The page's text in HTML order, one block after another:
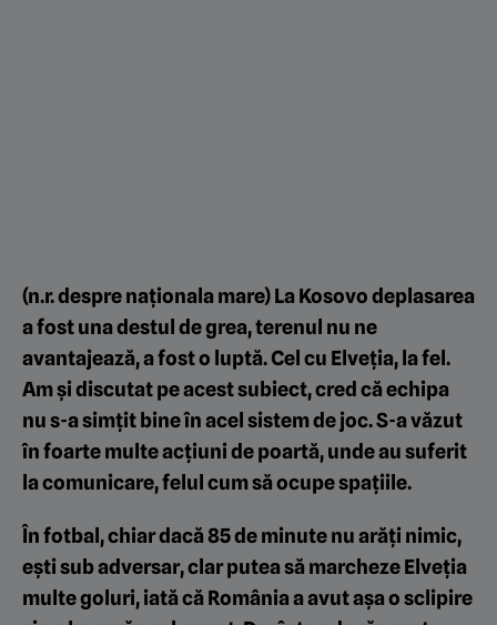
(n.r. despre naționala mare) La Kosovo deplasarea
a fost una destul de grea, terenul nu ne
avantajează, a fost o luptă. Cel cu Elveția, la fel.
Am și discutat pe acest subiect, cred că echipa
nu s-a simțit bine în acel sistem de joc. S-a văzut
în foarte multe acțiuni de poartă, unde au suferit
la comunicare, felul cum să ocupe spațiile.
În fotbal, chiar dacă 85 de minute nu arăți nimic,
ești sub adversar, clar putea să marcheze Elveția
multe goluri, iată că România a avut așa o sclipire